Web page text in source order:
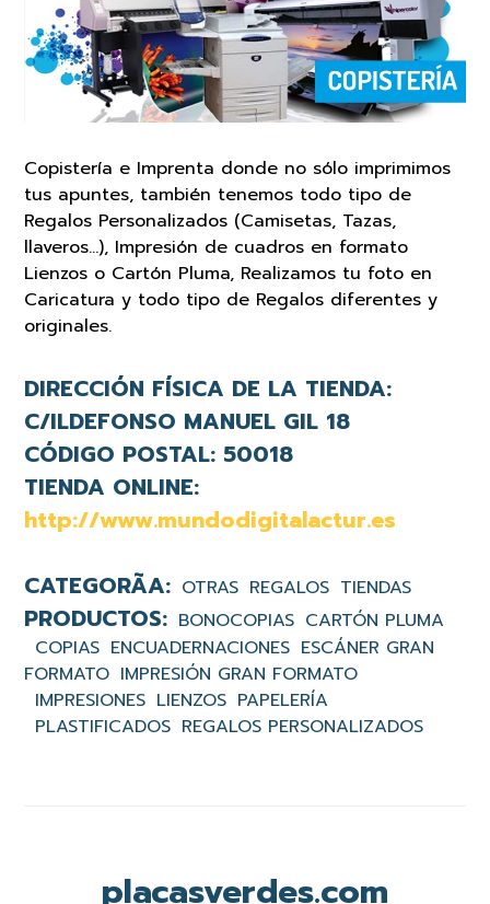
Copistería e Imprenta donde no sólo imprimimos
tus apuntes, también tenemos todo tipo de
Regalos Personalizados (Camisetas, Tazas,
llaveros…), Impresión de cuadros en formato
Lienzos o Cartón Pluma, Realizamos tu foto en
Caricatura y todo tipo de Regalos diferentes y
originales.
DIRECCIÓN FÍSICA DE LA TIENDA:
C/ILDEFONSO MANUEL GIL 18
CÓDIGO POSTAL: 50018
TIENDA ONLINE:
http://www.mundodigitalactur.es
OTRAS REGALOS TIENDAS
BONOCOPIAS CARTÓN PLUMA
COPIAS ENCUADERNACIONES ESCÁNER GRAN
FORMATO IMPRESIÓN GRAN FORMATO
IMPRESIONES LIENZOS PAPELERÍA
PLASTIFICADOS REGALOS PERSONALIZADOS
placasverdes.com